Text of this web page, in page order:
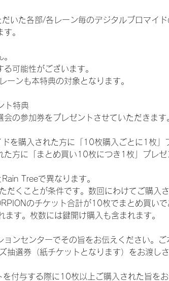
いた各部/各レーン毎のデジタルブロマイ
。
可能性がございます。
ーンも本特典の対象となります。
ト特典
の参加券をプレゼントさせていただきます
を購入された方に「10枚購入ごとに1枚」
方に「まとめ買い10枚につき1枚」プレゼ
Treeで異なります。
だくことが条件です。数回にわけてご購入
のチケット合計が10枚でまとめ買い
す。枚数には鍵開け購入も含まれます。
ンセンターでその旨をお伝えください。
選券（紙チケットとなります）をお渡しさ
付与する際に10枚以上ご購入された旨を